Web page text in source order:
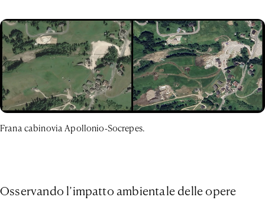
Frana cabinovia Apollonio-Socrepes.
Osservando l’impatto ambientale delle opere